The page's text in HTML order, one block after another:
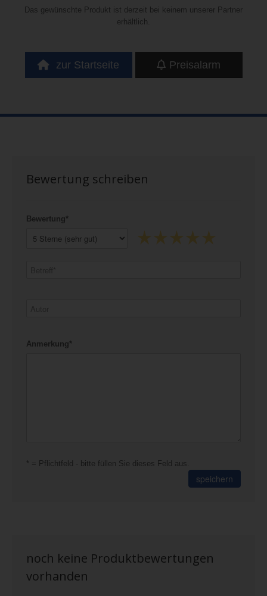
Das gewünschte Produkt ist derzeit bei keinem unserer Partner
erhältlich.
zur Startseite Preisalarm
Bewertung schreiben
Bewertung*
Anmerkung*
* = Pflichtfeld - bitte füllen Sie dieses Feld aus.
speichern
noch keine Produktbewertungen
vorhanden